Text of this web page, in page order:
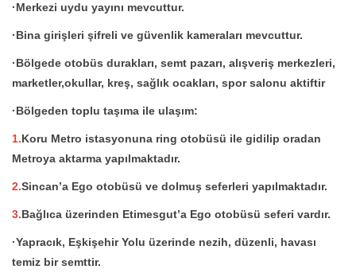
·Merkezi uydu yayını mevcuttur.
·Bina girişleri şifreli ve güvenlik kameraları mevcuttur.
·Bölgede otobüs durakları, semt pazarı, alışveriş merkezleri,
marketler,okullar, kreş, sağlık ocakları, spor salonu aktiftir
·Bölgeden toplu taşıma ile ulaşım:
1.Koru Metro istasyonuna ring otobüsü ile gidilip oradan
Metroya aktarma yapılmaktadır.
2.Sincan’a Ego otobüsü ve dolmuş seferleri yapılmaktadır.
3.Bağlıca üzerinden Etimesgut’a Ego otobüsü seferi vardır.
·Yapracık, Eşkişehir Yolu üzerinde nezih, düzenli, havası
temiz bir semttir.